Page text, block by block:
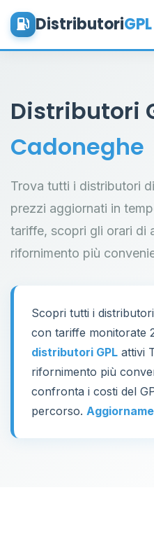
DistributoriGPL
Distributori
Cadoneghe
Trova tutti i distributori
prezzi aggiornati in
tariffe, scopri gli orari di
rifornimento più
Scopri tutti i
con tariffe monitorate
distributori GPL attivi
rifornimento più
confronta i costi del
percorso.